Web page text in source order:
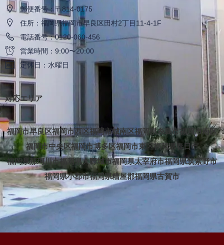
郵便番号：〒814-0175
住所：福岡県福岡市早良区田村2丁目11-4-1F
電話番号：0120-060-456
営業時間：9:00〜20:00
定休日：水曜日
対応エリア
福岡市早良区福岡市西区福岡市城南区福岡県糸島市福岡市南区
福岡市中央区福岡市博多区福岡市東区福岡県春日市
福岡県那珂川市福岡県大野城市福岡県太宰府市福岡県筑紫野市
福岡県小郡市福岡県糟屋郡福岡県古賀市